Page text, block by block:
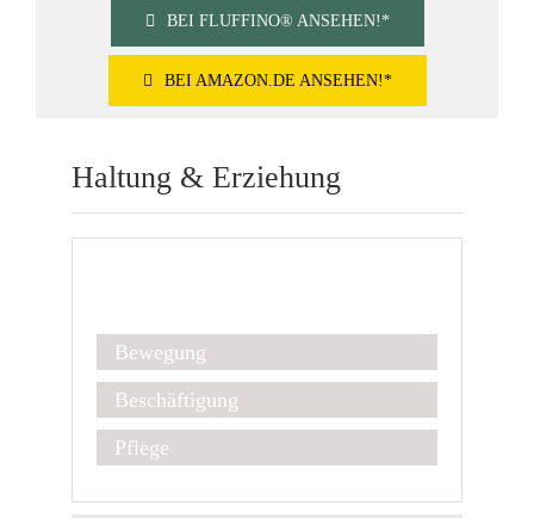
BEI FLUFFINO® ANSEHEN!*
BEI AMAZON.DE ANSEHEN!*
Haltung & Erziehung
Bewegung
Beschäftigung
Pflege